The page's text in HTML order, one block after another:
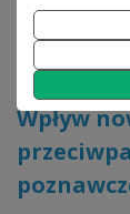
2005,
Artykuł
Wpływ